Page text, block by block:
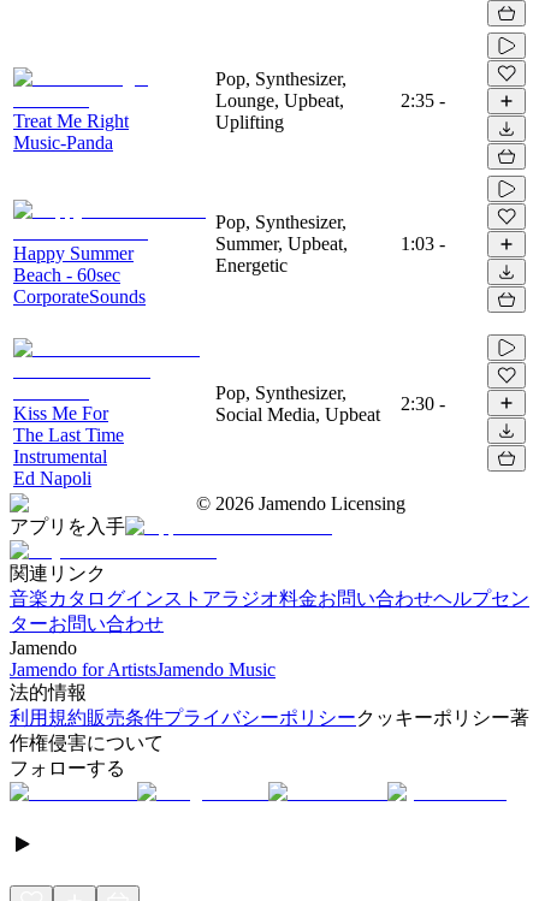
Treat Me Right
Music-Panda
Pop, Synthesizer,
Lounge, Upbeat,
Uplifting
2:35 -
Happy Summer
Beach - 60sec
CorporateSounds
Pop, Synthesizer,
Summer, Upbeat,
Energetic
1:03 -
Kiss Me For
The Last Time
Instrumental
Ed Napoli
Pop, Synthesizer,
Social Media, Upbeat
2:30 -
© 2026 Jamendo Licensing
アプリを入手
関連リンク
音楽カタログインストアラジオ料金お問い合わせヘルプセン
ターお問い合わせ
Jamendo
Jamendo for ArtistsJamendo Music
法的情報
利用規約販売条件プライバシーポリシークッキーポリシー著
作権侵害について
フォローする